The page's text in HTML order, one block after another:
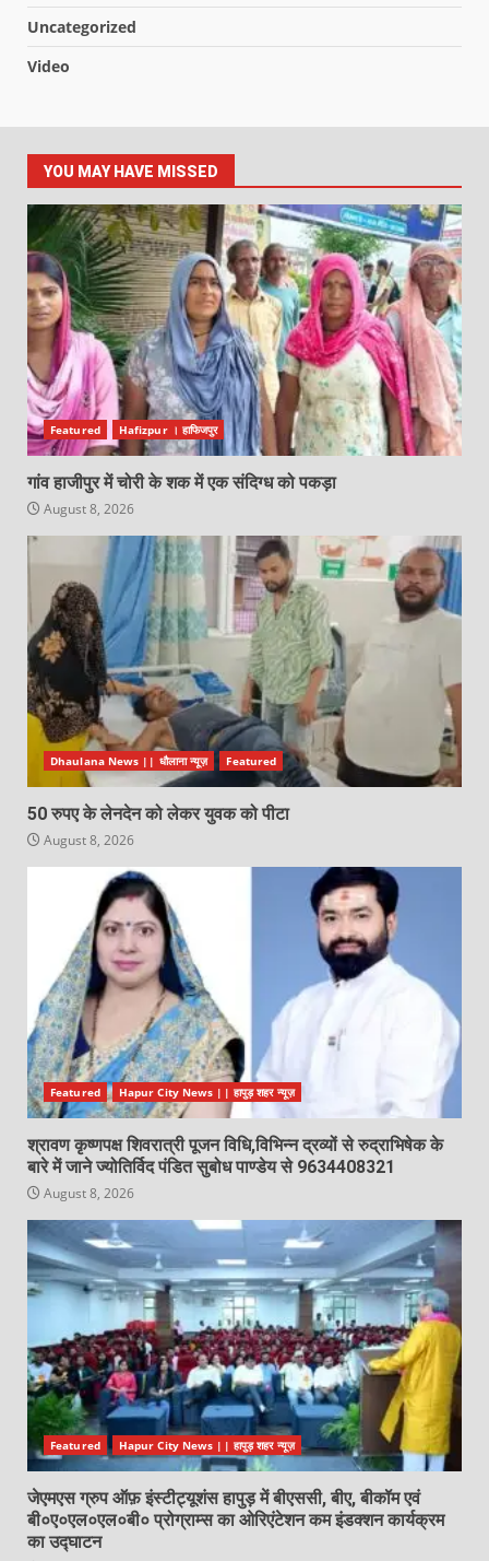
Uncategorized
Video
YOU MAY HAVE MISSED
Featured Hafizpur । हाफिजपुर
गांव हाजीपुर में चोरी के शक में एक संदिग्ध को पकड़ा
August 8, 2026
Dhaulana News || धौलाना न्यूज़ Featured
50 रुपए के लेनदेन को लेकर युवक को पीटा
August 8, 2026
Featured Hapur City News || हापुड़ शहर न्यूज़
श्रावण कृष्णपक्ष शिवरात्री पूजन विधि,विभिन्न द्रव्यों से रुद्राभिषेक के
बारे में जाने ज्योतिर्विद पंडित सुबोध पाण्डेय से 9634408321
August 8, 2026
Featured Hapur City News || हापुड़ शहर न्यूज़
जेएमएस ग्रुप ऑफ़ इंस्टीट्यूशंस हापुड़ में बीएससी, बीए, बीकॉम एवं
बी०ए०एल०एल०बी० प्रोग्राम्स का ओरिएंटेशन कम इंडक्शन कार्यक्रम
का उद्घाटन